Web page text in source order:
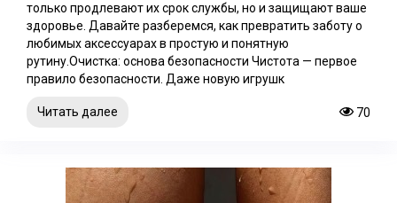
только продлевают их срок службы, но и защищают ваше
здоровье. Давайте разберемся, как превратить заботу о
любимых аксессуарах в простую и понятную
рутину.Очистка: основа безопасности Чистота — первое
правило безопасности. Даже новую игрушк
Читать далее 70